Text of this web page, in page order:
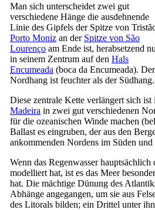
Man sich unterscheidet zwei gut
verschiedene Hänge die ausdehnende
Linie des Gipfels der Spitze von
Porto Moniz an der Spitze von São
Lourenço am Ende ist, herabsetzend
in seinem Zentrum auf den Hals
Encumeada (boca da Encumeada). Der
Nordhang ist feuchter als der Südhang.
Diese zentrale Kette verlängert sich
Madeira in zwei gut verschiedenen
für die ozeanischen Winde machen (
Ballast es eingruben, deraus den
ankommenden Nordens im Süden und
Wenn das Regenwasser
modelliert hat, ist es das Meer
hat. Die mächtige Dünung des
Abhänge angegangen, um sie aus
des Litorals bilden; ein Drittel unter